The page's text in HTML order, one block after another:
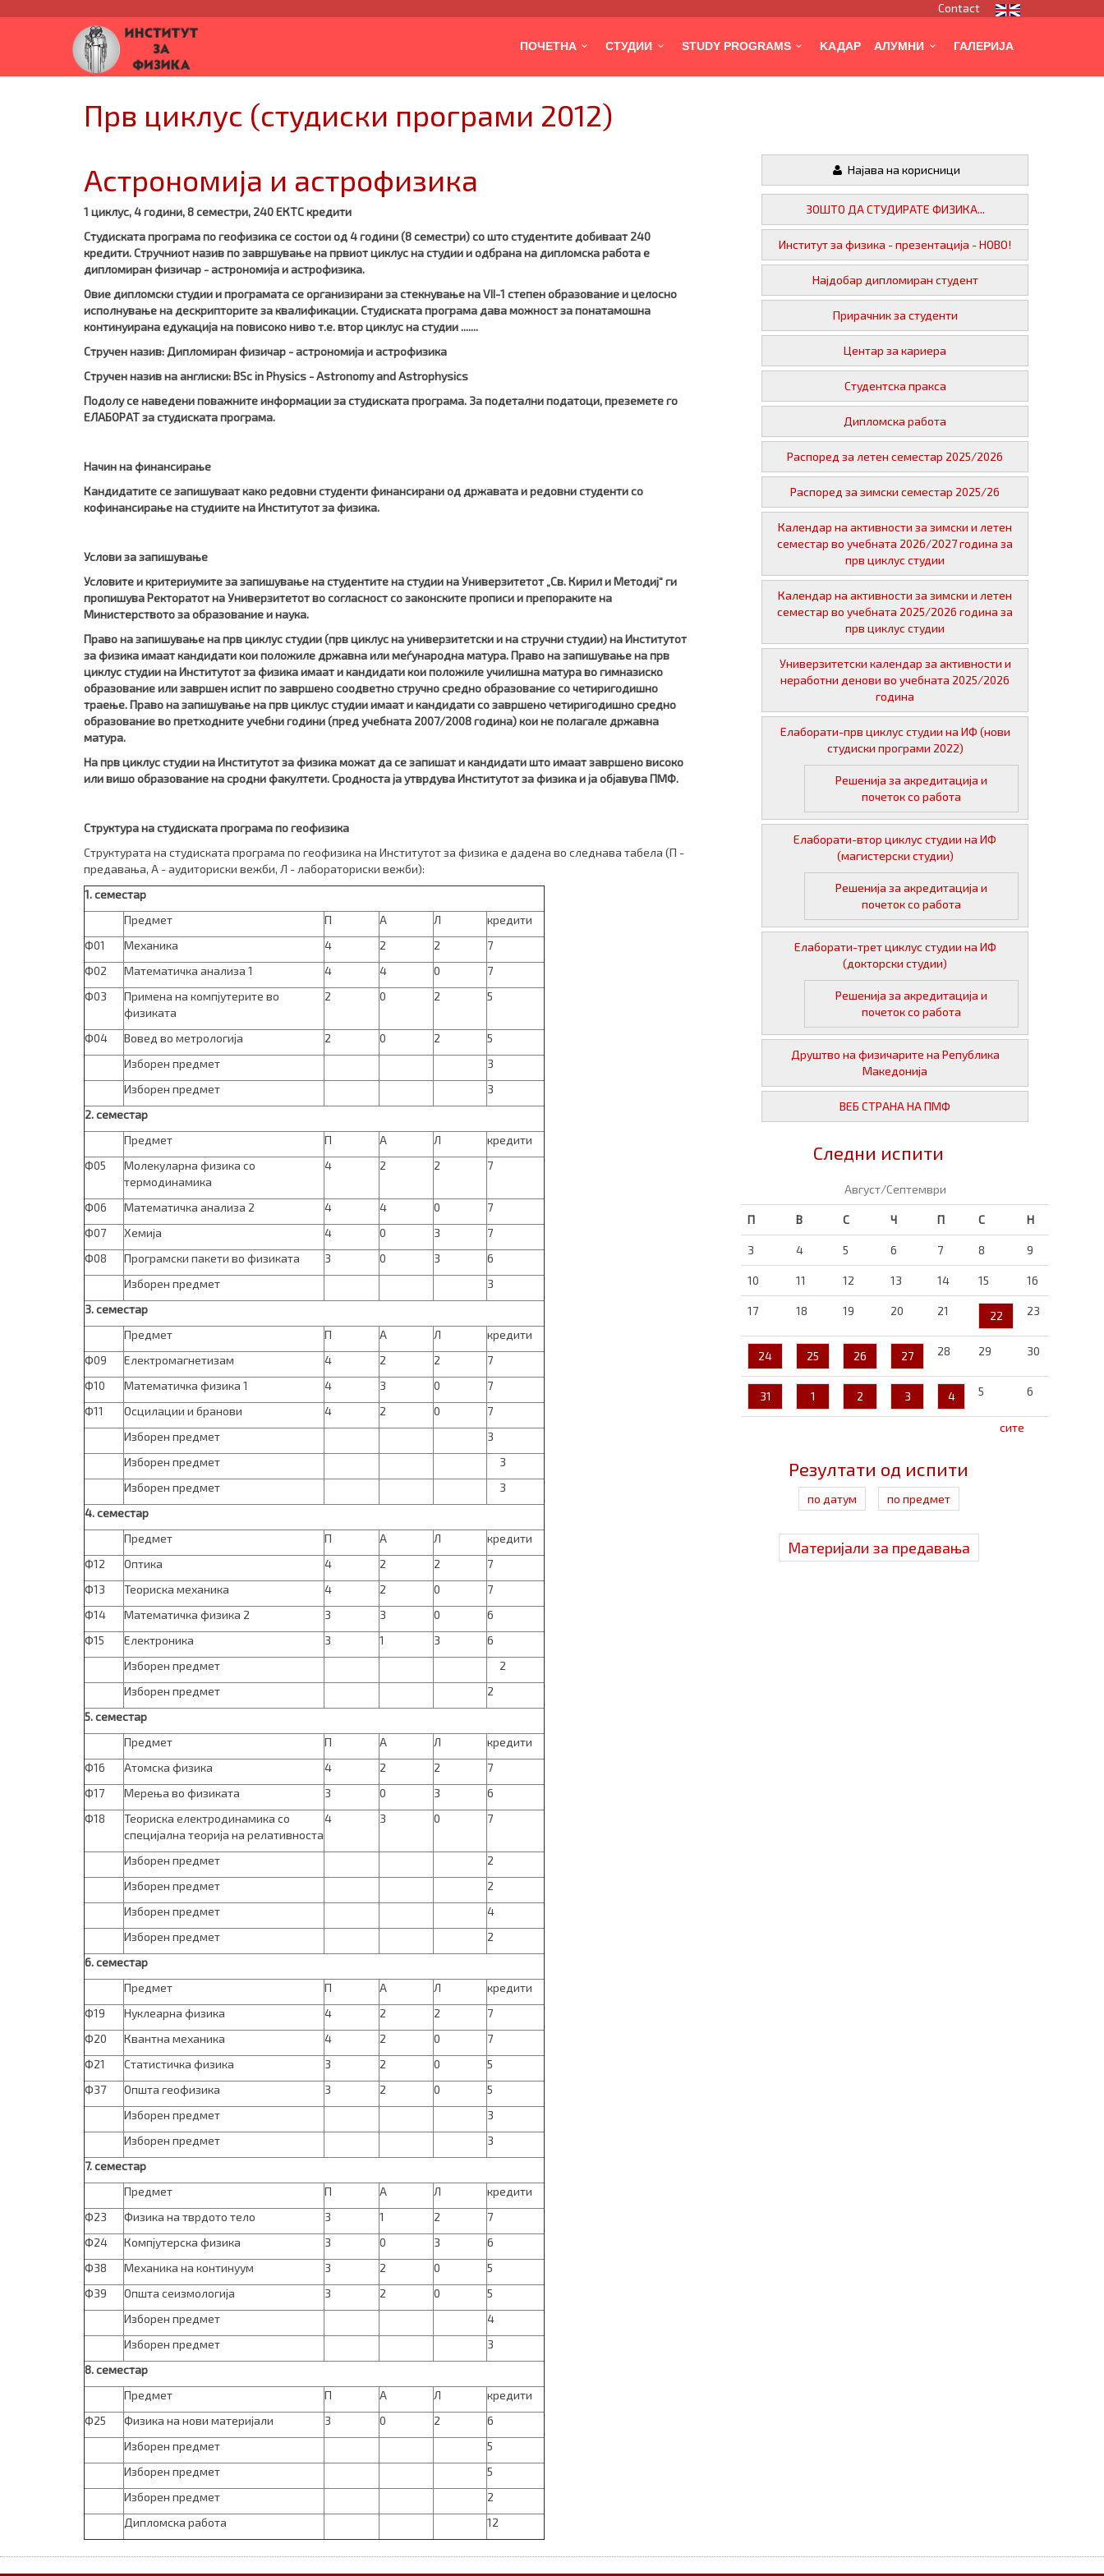
Contact
ПОЧЕТНА СТУДИИ STUDY PROGRAMS KАДАР АЛУМНИ ГАЛЕРИЈА
Прв циклус (студиски програми 2012)
Астрономија и астрофизика
1 циклус, 4 години, 8 семестри, 240ЕКТСкредити
Студиската програма по геофизика се состои од 4 години (8 семестри) со што студентите добиваат 240
кредити.Стручниот назив по завршување на првиот циклус на студии и одбрана на дипломска работа е
дипломиранфизичар - астрономија и астрофизика.
Овие дипломски студии и програмата се организирани за стекнување наVII-1 степен образование и целосно
исполнување на дескрипторите за квалификации.Студиската програма дава можност за понатамошна
континуирана едукација на повисоко ниво т.е. втор циклус на студии .......
Стручен назив: Дипломиран физичар - астрономија и астрофизика
Стручен назив на англиски: BSc in Physics - Astronomy and Astrophysics
Подолу се наведени поважните информации за студиската програма. За подетални податоци, преземете го
ЕЛАБОРАТ за студиската програма.
Начин на финансирање
Кандидатите се запишуваат како редовни студенти финансирани од државата и редовни студенти со
кофинансирање на студиите на Институтот за физика.
Услови за запишување
Условите и критериумите за запишување на студентите на студии на Универзитетот „Св. Кирил и Методиј“ ги
пропишува Ректоратот на Универзитетот во согласност со законските прописи и препораките на
Министерството за образование и наука.
Право на запишување на прв циклус студии (прв циклус на универзитетски и на стручни студии) на Институтот
за физика имаат кандидати кои положиле државна или меѓународна матура. Право на запишување на прв
циклус студии на Институтот за физика имаат и кандидати кои положиле училишна матура во гимназиско
образование или завршен испит по завршено соодветно стручно средно образование со четиригодишно
траење. Право на запишување на прв циклус студии имаат и кандидати со завршено четиригодишно средно
образование во претходните учебни години (пред учебната 2007/2008 година) кои не полагале државна
матура.
На прв циклус студии на Институтот за физика можат да се запишат и кандидати што имаат завршено високо
или вишо образование на сродни факултети. Сродноста ја утврдува Институтот за физика и ја објавува ПМФ.
Структура на студиската програма по геофизика
Структурата на студиската програма по геофизика на Институтот за физика е дадена во следнава табела (П -
предавања, А - аудиториски вежби, Л - лабораториски вежби):
1. семестар
Предмет
П А Л
кредити
Ф01
Механика 4 2 2
7
Ф02
Математичка анализа 1 4 4 0
7
Ф03
Примена на компјутерите во
физиката
2 0 2 5
Ф04 Вовед во метрологија 2 0 2
5
Изборен предмет
3
Изборен предмет
3
2. семестар
Предмет
П А Л
кредити
Ф05
Молекуларна физика со
термодинамика
4 2 2 7
Ф06 Математичка анализа 2 4 4 0
7
Ф07
Хемија 4 0 3
7
Ф08
Програмски пакети во физиката 3 0 3
6
Изборен предмет
3
3. семестар
Предмет
П А Л
кредити
Ф09
Електромагнетизам 4 2 2
7
Ф10
Математичка физика 1 4 3 0
7
Ф11
Осцилации и бранови 4 2 0
7
Изборен предмет
3
Изборен предмет
3
Изборен предмет
3
4. семестар
Предмет
П А Л
кредити
Ф12
Оптика 4 2 2
7
Ф13
Теориска механика 4 2 0
7
Ф14
Математичка физика 2 3 3 0
6
Ф15
Електроника 3 1 3
6
Изборен предмет
2
Изборен предмет
2
5. семестар
Предмет
П А Л
кредити
Ф16
Атомска физика 4 2 2
7
Ф17
Мерења во физиката 3 0 3
6
Ф18
Теориска електродинами­ка со
специ­јал­на теорија на релативноста
4 3 0 7
Изборен предмет
2
Изборен предмет
2
Изборен предмет
4
Изборен предмет
2
6. семестар
Предмет
П А Л
кредити
Ф19
Нуклеарна физика 4 2 2
7
Ф20
Квантна механика 4 2 0
7
Ф21
Статистичка физика 3 2 0
5
Ф37
Општа геофизика 3 2 0
5
Изборен предмет
3
Изборен предмет
3
7. семестар
Предмет
П А Л
кредити
Ф23
Физика на тврдото тело 3 1 2
7
Ф24
Компјутерска физика 3 0 3
6
Ф38
Механика на континуум 3 2 0
5
Ф39
Општа сеизмологија 3 2 0
5
Изборен предмет
4
Изборен предмет
3
8. семестар
Предмет
П А Л
кредити
Ф25
Физика на нови материјали 3 0 2
6
Изборен предмет
5
Изборен предмет
5
Изборен предмет
2
Дипломска работа
12
Најава на корисници
ЗОШТО ДА СТУДИРАТЕ ФИЗИКА...
Институт за физика - презентација - НОВО!
Најдобар дипломиран студент
Прирачник за студенти
Центар за кариера
Студентска пракса
Дипломска работа
Распоред за летен семестар 2025/2026
Распоред за зимски семестар 2025/26
Календар на активности за зимски и летен
семестар во учебната 2026/2027 година за
прв циклус студии
Календар на активности за зимски и летен
семестар во учебната 2025/2026 година за
прв циклус студии
Универзитетски календар за активности и
неработни денови во учебната 2025/2026
година
Елаборати-прв циклус студии на ИФ (нови
студиски програми 2022)
Решенија за акредитација и
почеток со работа
Елаборати-втор циклус студии на ИФ
(магистерски студии)
Решенија за акредитација и
почеток со работа
Елаборати-трет циклус студии на ИФ
(докторски студии)
Решенија за акредитација и
почеток со работа
Друштво на физичарите на Република
Македонија
ВЕБ СТРАНА НА ПМФ
Следни испити
Август/Септември
П В С Ч П С Н
3 4 5 6 7 8 9
10 11 12 13 14 15 16
17 18 19 20 21 22 23
24 25 26 27 28 29 30
31 1 2 3 4 5 6
сите
Резултати од испити
по датум по предмет
Материјали за предавања